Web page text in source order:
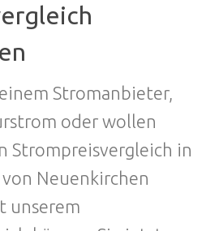
Stromanbieter,
oder wollen
Strompreisvergleich in
Neuenkirchen
unserem